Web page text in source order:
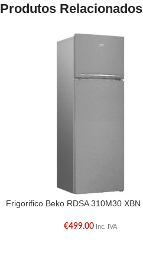
Produtos Relacionados
Frigorifico Beko RDSA 310M30 XBN
€499.00 Inc. IVA